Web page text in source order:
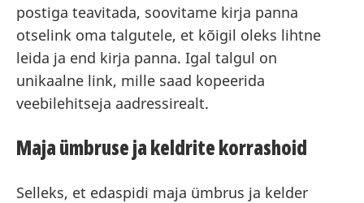
postiga teavitada, soovitame kirja panna
otselink oma talgutele, et kõigil oleks lihtne
leida ja end kirja panna. Igal talgul on
unikaalne link, mille saad kopeerida
veebilehitseja aadressirealt.
Maja ümbruse ja keldrite korrashoid
Selleks, et edaspidi maja ümbrus ja kelder